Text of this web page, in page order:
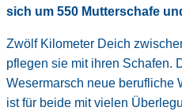
sich um 550 Mutterschafe
Zwölf Kilometer Deich
pflegen sie mit ihren Schafen.
Wesermarsch neue berufliche
ist für beide mit vielen